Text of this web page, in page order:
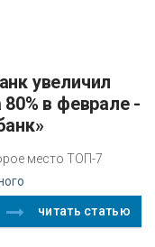
в феврале -
место ТОП-7
читать статью